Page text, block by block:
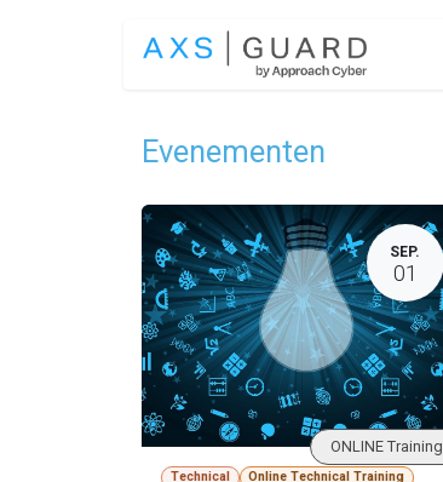
Evenementen
SEP.
01
Technical Online Technical Training
ONLINE Training